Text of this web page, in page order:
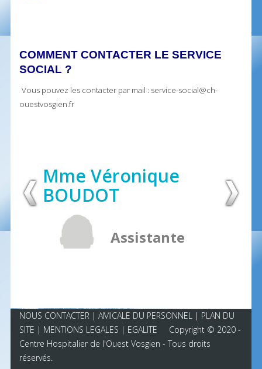
COMMENT CONTACTER LE SERVICE
SOCIAL ?
Vous pouvez les contacter par mail : service-social@ch-
ouestvosgien.fr
Mme Véronique
BOUDOT
Assistante
NOUS CONTACTER| AMICALE DU PERSONNEL | PLAN DU
SITE | MENTIONS LEGALES | EGALITE Copyright © 2020 -
Centre Hospitalier de l'Ouest Vosgien - Tous droits
réservés.